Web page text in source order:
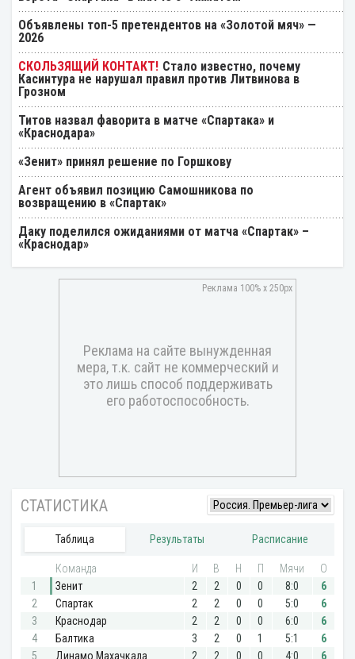
Объявлены топ-5 претендентов на «Золотой мяч» —
2026
Стало известно, почему
Касинтура не нарушал правил против Литвинова в
Грозном
Титов назвал фаворита в матче «Спартака» и
«Краснодара»
«Зенит» принял решение по Горшкову
Агент объявил позицию Самошникова по
возвращению в «Спартак»
Даку поделился ожиданиями от матча «Спартак» –
«Краснодар»